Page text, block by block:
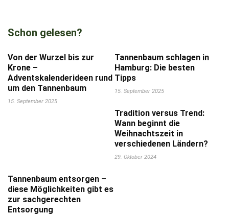
Schon gelesen?
Von der Wurzel bis zur
Krone –
Adventskalenderideen rund
um den Tannenbaum
15. September 2025
Tannenbaum schlagen in
Hamburg: Die besten
Tipps
15. September 2025
Tradition versus Trend:
Wann beginnt die
Weihnachtszeit in
verschiedenen Ländern?
29. Oktober 2024
Tannenbaum entsorgen –
diese Möglichkeiten gibt es
zur sachgerechten
Entsorgung